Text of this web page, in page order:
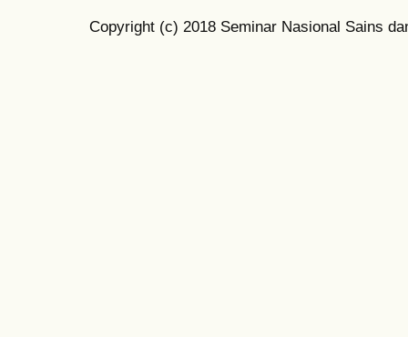
Copyright (c) 2018 Seminar Nasional Sains